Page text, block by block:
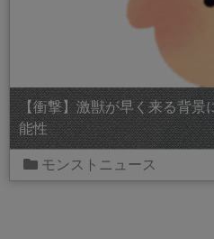
【衝撃】激獣が早く来る背景
能性
モンストニュース